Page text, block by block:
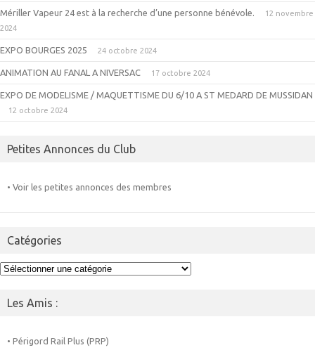
Mériller Vapeur 24 est à la recherche d’une personne bénévole.
12 novembre
2024
EXPO BOURGES 2025 24 octobre 2024
ANIMATION AU FANAL A NIVERSAC 17 octobre 2024
EXPO DE MODELISME / MAQUETTISME DU 6/10 A ST MEDARD DE MUSSIDAN
12 octobre 2024
Petites Annonces du Club
• Voir les petites annonces des membres
Catégories
Catégories
Les Amis :
• Périgord Rail Plus (PRP)